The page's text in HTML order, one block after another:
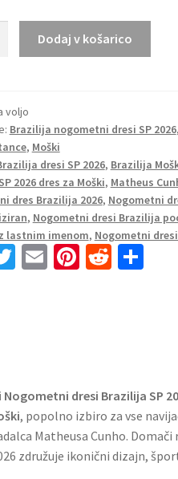
Dodaj v košarico
voljo
Brazilija nogometni dresi SP 2026,
, Moški
dresi SP 2026, Brazilija
2026 dres za Moški, Matheus
dres Brazilija 2026, Nogometni
, Nogometni dresi Brazilija
lastnim imenom, Nogometni
T E Pi R S
Nogometni dresi Brazilija SP
, popolno izbiro za vse
Matheusa Cunho. Domači
združuje ikonični dizajn,